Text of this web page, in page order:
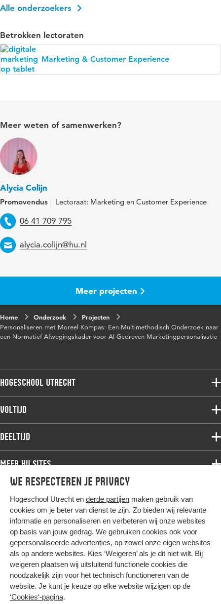
We respecteren je privacy
Hogeschool Utrecht en derde partijen maken gebruik van
cookies om je beter van dienst te zijn. Zo bieden wij relevante
informatie en personaliseren en verbeteren wij onze websites
op basis van jouw gedrag. We gebruiken cookies ook voor
gepersonaliseerde advertenties, op zowel onze eigen websites
als op andere websites. Kies ‘Weigeren’ als je dit niet wilt. Bij
weigeren plaatsen wij uitsluitend functionele cookies die
noodzakelijk zijn voor het technisch functioneren van de
website. Je kunt je keuze op elke website wijzigen op de
‘Cookies‘-pagina.
Alle onderzoekers
Betrokken lectoraten
Marketing & Customer Experience
Meer weten of samenwerken?
Alycia Colijn
Promovendus Lectoraat: Marketing en Customer Experience
Telefoon
06 41 709 795
Email
alycia.colijn@hu.nl
Meer projecten
Home Onderzoek
Projecten
Personaliseren met Moreel Kompas: Een Multimethodisch Onderzoek naar
een Normatief Afwegingskader voor AI-Gedreven Marketingpersonalisatie
Hogeschool Utrecht
Voltijdopleidingen
Onderzoek
Werken bij de HU
Contact
Voltijd
Associate degree
Master
Studiekeuze voltijd
Deeltijd
Associate degree
Bachelor
Master
Post-master
Studiekeuze deeltijd
Meer HU sites
HU International
HU Bibliotheek
HU Ontwikkelt
Duurzame HU
Intranet
Trajectum
Hier komt alles samen
Colofon
Privacy
Cookies